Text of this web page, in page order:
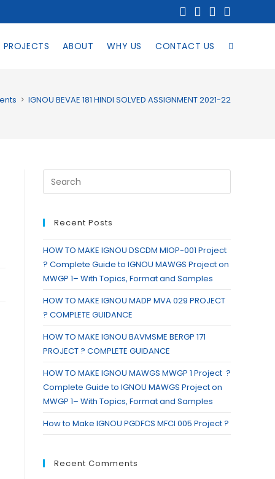
PROJECTS ABOUT WHY US CONTACT US
> IGNOU BEVAE 181 HINDI SOLVED ASSIGNMENT 2021-22
Recent Posts
HOW TO MAKE IGNOU DSCDM MIOP-001 Project
? Complete Guide to IGNOU MAWGS Project on
MWGP 1– With Topics, Format and Samples
HOW TO MAKE IGNOU MADP MVA 029 PROJECT
? COMPLETE GUIDANCE
HOW TO MAKE IGNOU BAVMSME BERGP 171
PROJECT ? COMPLETE GUIDANCE
HOW TO MAKE IGNOU MAWGS MWGP 1 Project ?
Complete Guide to IGNOU MAWGS Project on
MWGP 1– With Topics, Format and Samples
How to Make IGNOU PGDFCS MFCI 005 Project ?
Recent Comments